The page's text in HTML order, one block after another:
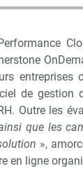
entreprises
de gestion
Outre les
que les
»,
en ligne